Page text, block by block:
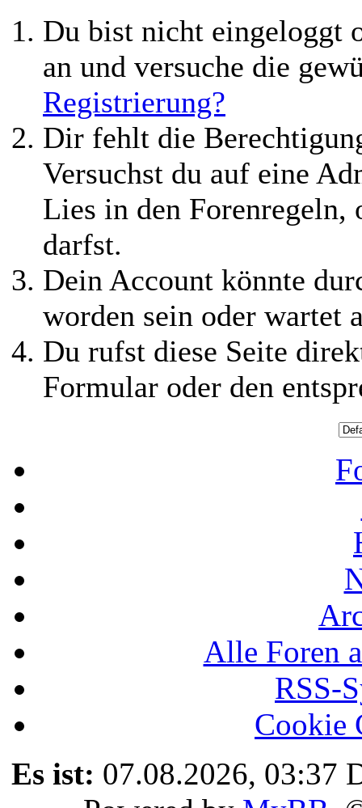
Du bist nicht eingeloggt
an und versuche die
Registrierung?
Dir fehlt die
Versuchst du auf eine
Lies in den Forenregeln,
darfst.
Dein Account könnte
worden sein oder wartet
Du rufst diese Seite
Formular oder den
Alle Foren
RSS-
Cookie
Es ist: 07.08.2026, 03:37